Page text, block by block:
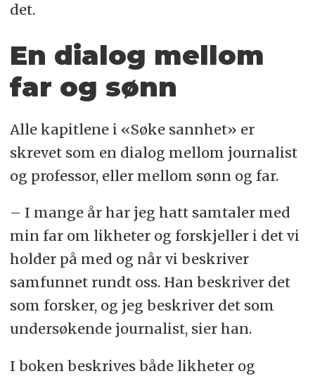
det.
En dialog mellom
far og sønn
Alle kapitlene i «Søke sannhet» er
skrevet som en dialog mellom journalist
og professor, eller mellom sønn og far.
– I mange år har jeg hatt samtaler med
min far om likheter og forskjeller i det vi
holder på med og når vi beskriver
samfunnet rundt oss. Han beskriver det
som forsker, og jeg beskriver det som
undersøkende journalist, sier han.
I boken beskrives både likheter og